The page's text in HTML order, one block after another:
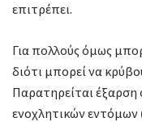
επιτρέπει.
Για πολλούς όμως
διότι μπορεί να
Παρατηρείται
ενοχλητικών εντόμων